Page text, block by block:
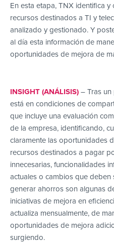
En esta etapa, TNX identifica
recursos destinados a TI y
analizado y gestionado. Y
al día esta información de
oportunidades de mejora de
INSIGHT (ANÁLISIS) – Tras un
está en condiciones de
que incluye una evaluación
de la empresa, identificando,
claramente las oportunidades
recursos destinados a pagar
innecesarias, funcionalidades
actuales o cambios que deben
generar ahorros son algunas
iniciativas de mejora en
actualiza mensualmente, de
oportunidades de mejora
surgiendo.